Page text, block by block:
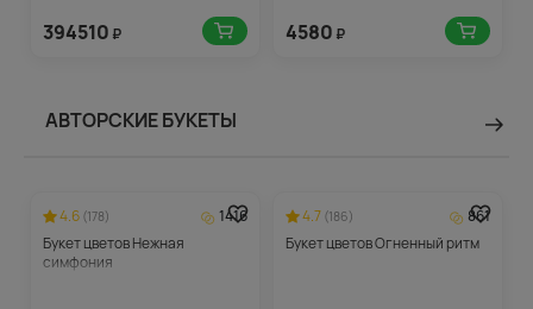
394510 ₽ 4580 ₽
АВТОРСКИЕ БУКЕТЫ
4.6 (178)
1416
Букет цветов Нежная
симфония
4.7 (186)
861
Букет цветов Огненный ритм